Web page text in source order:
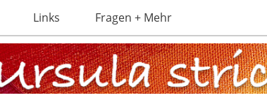
Links Fragen + Mehr